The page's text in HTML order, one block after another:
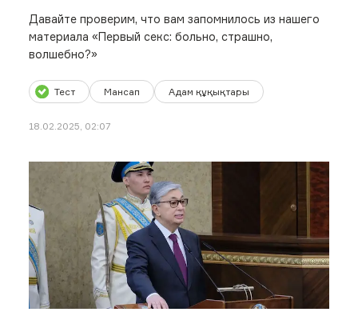
Давайте проверим, что вам запомнилось из нашего
материала «Первый секс: больно, страшно,
волшебно?»
Тест Мансап Адам құқықтары
18.02.2025, 02:07